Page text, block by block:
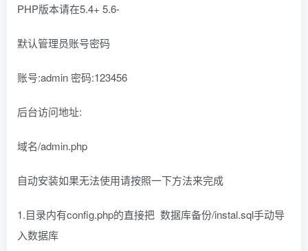
PHP版本请在5.4+ 5.6-
默认管理员账号密码
账号:admin 密码:123456
后台访问地址:
域名/admin.php
自动安装如果无法使用请按照一下方法来完成
1.目录内有config.php的直接把 数据库备份/instal.sql手动导
入数据库